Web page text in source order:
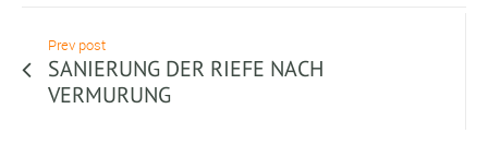
Prev post
SANIERUNG DER RIEFE NACH
VERMURUNG